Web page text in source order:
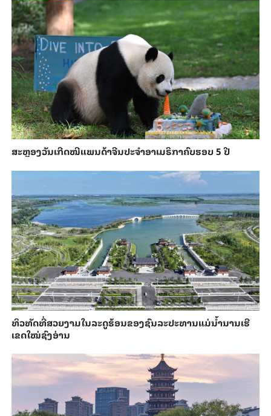
ສະຫຼອງວັນ​ເກີດ​ໝີ​ແພນ​ດ້າ​ຈີນ​ປະ​ຈຳ​ອາ​ເມ​ຣິ​ກາ​ຄົບ​ຮອບ 5 ປີ
ທິວທັດທີ່ສວຍງາມໃນລະດູຮ້ອນຂອງຊົນລະປະທານແມ່ນ້ຳນານເຮີ
ເຂດໃໝ່ຊົງອ່ານ